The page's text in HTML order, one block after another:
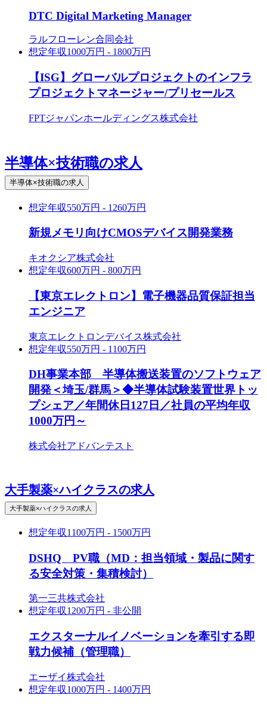
DTC Digital Marketing Manager
ラルフローレン合同会社
想定年収1000万円 - 1800万円
【ISG】グローバルプロジェクトのインフラ
プロジェクトマネージャー/プリセールス
FPTジャパンホールディングス株式会社
半導体×技術職の求人
半導体×技術職の求人
想定年収550万円 - 1260万円
新規メモリ向けCMOSデバイス開発業務
キオクシア株式会社
想定年収600万円 - 800万円
【東京エレクトロン】電子機器品質保証担当
エンジニア
東京エレクトロンデバイス株式会社
想定年収550万円 - 1100万円
DH事業本部 半導体搬送装置のソフトウェア
開発＜埼玉/群馬＞◆半導体試験装置世界トッ
プシェア／年間休日127日／社員の平均年収
1000万円～
株式会社アドバンテスト
大手製薬×ハイクラスの求人
大手製薬×ハイクラスの求人
想定年収1100万円 - 1500万円
DSHQ PV職（MD：担当領域・製品に関す
る安全対策・集積検討）
第一三共株式会社
想定年収1200万円 - 非公開
エクスターナルイノベーションを牽引する即
戦力候補（管理職）
エーザイ株式会社
想定年収1000万円 - 1400万円